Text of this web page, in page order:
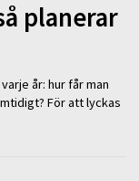
planerar
år: hur får man
För att lyckas